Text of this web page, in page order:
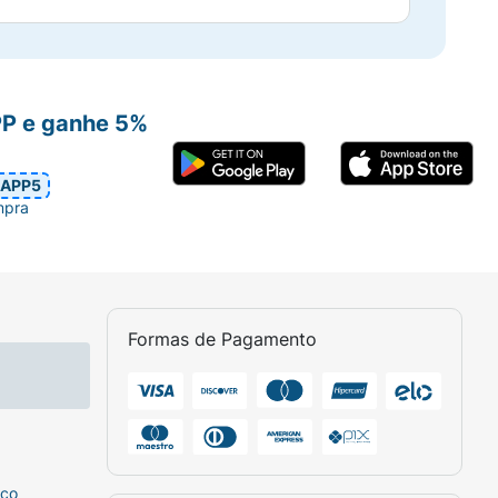
Formas de Pagamento
e ganhe 5%
APP5